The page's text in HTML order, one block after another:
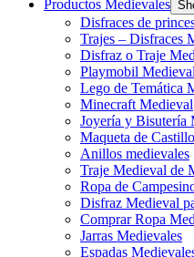
Productos Medievales
Disfraces de
Trajes – Disfraces
Disfraz o Traje
Playmobil Medieval
Lego de Temática
Minecraft Medieval
Joyería y Bisutería
Maqueta de
Anillos medievales
Traje Medieval de
Ropa de
Disfraz Medieval
Comprar Ropa
Jarras Medievales
Espadas